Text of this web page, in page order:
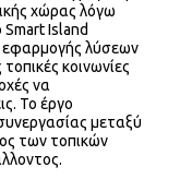
χώρας λόγω
Island
εφαρμογής λύσεων
κοινωνίες
να
Το έργο
μεταξύ
των τοπικών